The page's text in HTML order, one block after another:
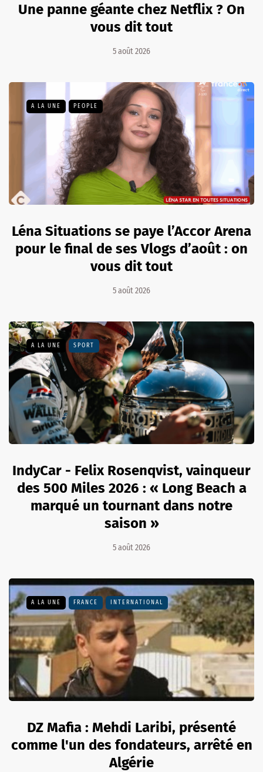
Une panne géante chez Netflix ? On
vous dit tout
5 août 2026
A LA UNE PEOPLE
Léna Situations se paye l’Accor Arena
pour le final de ses Vlogs d’août : on
vous dit tout
5 août 2026
A LA UNE SPORT
IndyCar - Felix Rosenqvist, vainqueur
des 500 Miles 2026 : « Long Beach a
marqué un tournant dans notre
saison »
5 août 2026
A LA UNE FRANCE INTERNATIONAL
DZ Mafia : Mehdi Laribi, présenté
comme l'un des fondateurs, arrêté en
Algérie